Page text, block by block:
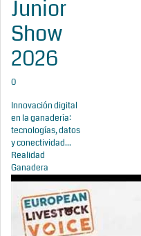
Junior
Show
2026
0
Innovación digital
en la ganadería:
tecnologías, datos
y conectividad...
Realidad
Ganadera